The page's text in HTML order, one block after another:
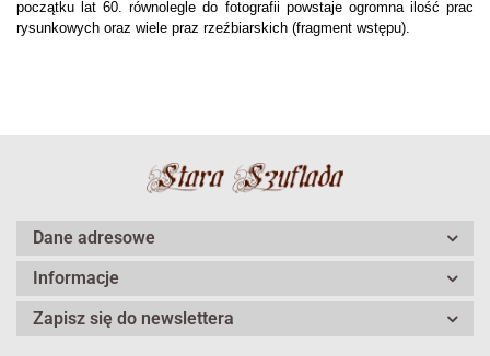
początku lat 60. równolegle do fotografii powstaje ogromna ilość prac
rysunkowych oraz wiele praz rzeźbiarskich (fragment wstępu).
Dane adresowe
Informacje
Zapisz się do newslettera